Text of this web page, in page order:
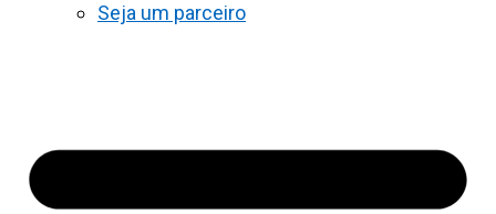
Seja um parceiro